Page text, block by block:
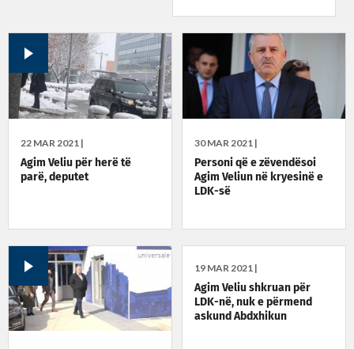
30 MAR 2021 |
Personi që e zëvendësoi
Agim Veliun në kryesinë e
LDK-së
22 MAR 2021 |
Agim Veliu për herë të
parë, deputet
19 MAR 2021 |
Agim Veliu shkruan për
LDK-në, nuk e përmend
askund Abdxhikun